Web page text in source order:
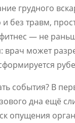
грудного
без травм,
— не
врач может
события? В
дна ещё
опущения